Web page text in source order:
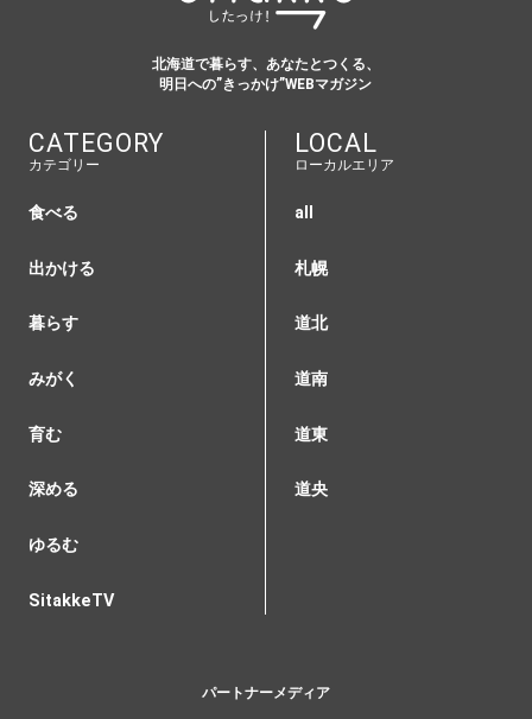
北海道で暮らす、あなたとつくる、
明日への”きっかけ”WEBマガジン
CATEGORY
カテゴリー
食べる
出かける
暮らす
みがく
育む
深める
ゆるむ
SitakkeTV
LOCAL
ローカルエリア
all
札幌
道北
道南
道東
道央
パートナーメディア